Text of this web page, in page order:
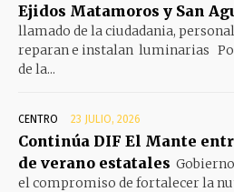
Ejidos Matamoros y San
llamado de la ciudadania,
reparan e instalan luminarias
de la...
CENTRO 23 JULIO, 2026
Continúa DIF El Mante
de verano estatales
el compromiso de fortalecer la